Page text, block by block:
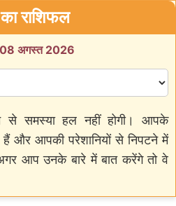
राशिफल
08 अगस्त 2026
से समस्या हल नहीं होगी। आपके
और आपकी परेशानियों से निपटने में
आप उनके बारे में बात करेंगे तो वे